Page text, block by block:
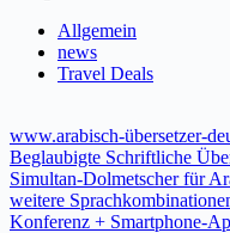
Allgemein
news
Travel Deals
www.arabisch-übersetzer-
Beglaubigte Schriftliche
Simultan-Dolmetscher für
weitere
Konferenz + Smartphone-